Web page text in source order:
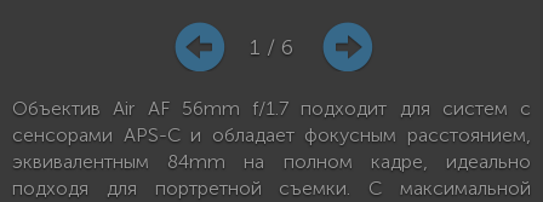
1 / 6
Объектив Air AF 56mm f/1.7 подходит для систем с
сенсорами APS-C и обладает фокусным расстоянием,
эквивалентным 84mm на полном кадре, идеально
подходя для портретной съемки. С максимальной